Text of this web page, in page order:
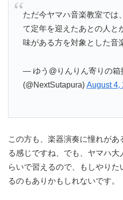
ただ今ヤマハ音楽教室では
て定年を迎えたあとの人と
味がある方を対象とした音
— ゆう@りんりん寄りの箱
(@NextSutapura) August 4,
この方も、楽器演奏に憧れが
る感じですね、でも、ヤマハ大
らいで習えるので、もしやり
るのもありかもしれないです。